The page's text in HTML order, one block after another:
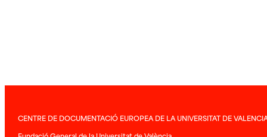
CENTRE DE DOCUMENTACIÓ EUROPEA DE LA UNIVERSITAT DE